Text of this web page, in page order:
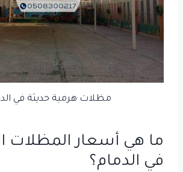
مظلات هرمية حديثة في
ما هي أسعار المظلات
في الدمام؟